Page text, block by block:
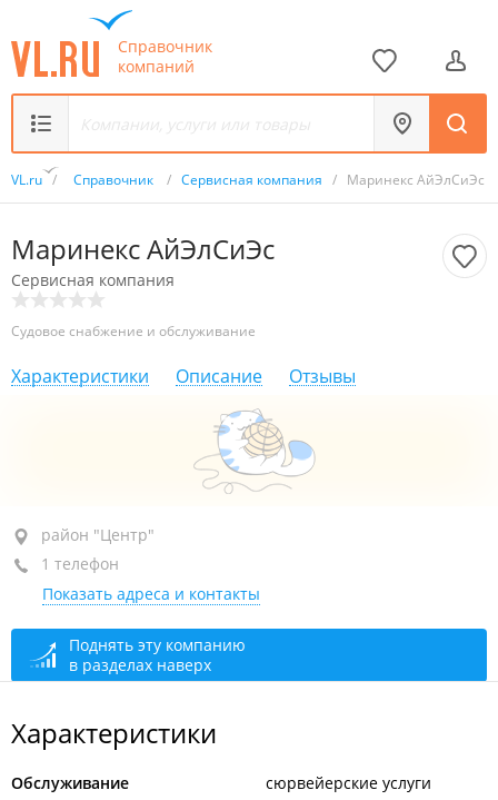
Справочник
компаний
VL.ru / Справочник / Сервисная компания / Маринекс АйЭлСиЭс
Маринекс АйЭлСиЭс
Сервисная компания
Судовое снабжение и обслуживание
Характеристики Описание Отзывы
район "Центр", ул. Прапорщика Комарова, 27
домофон 25
+7 (423) 224-10-41
сегодня закрыто
район "Центр"
1 телефон
Показать адреса и контакты
Поднять эту компанию
в разделах наверх
Характеристики
Обслуживание сюрвейерские услуги